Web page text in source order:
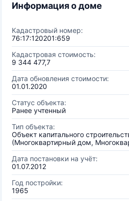
Информация о доме
Кадастровый номер:
76:17:120201:659
Кадастровая стоимость:
9 344 477,7
Дата обновления стоимости:
01.01.2020
Статус объекта:
Ранее учтенный
Тип объекта:
Объект капитального
(Многоквартирный дом,
Дата постановки на учёт:
01.07.2012
Год постройки:
1965